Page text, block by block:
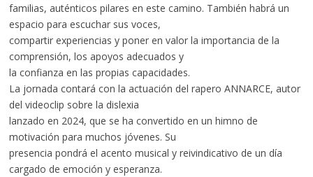
familias, auténticos pilares en este camino. También habrá un
espacio para escuchar sus voces,
compartir experiencias y poner en valor la importancia de la
comprensión, los apoyos adecuados y
la confianza en las propias capacidades.
La jornada contará con la actuación del rapero ANNARCE, autor
del videoclip sobre la dislexia
lanzado en 2024, que se ha convertido en un himno de
motivación para muchos jóvenes. Su
presencia pondrá el acento musical y reivindicativo de un día
cargado de emoción y esperanza.